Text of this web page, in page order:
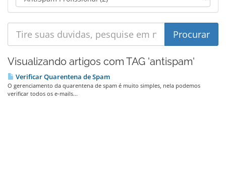
Visualizando artigos com TAG 'antispam'
Verificar Quarentena de Spam
O gerenciamento da quarentena de spam é muito simples, nela podemos
verificar todos os e-mails...